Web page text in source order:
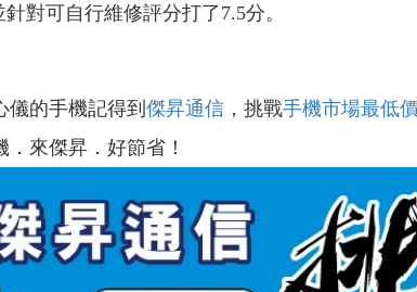
對可自行維修評分打了7.5分。
的手機記得到 傑昇通信 ，挑戰手機市場最低價
．來傑昇．好節省！